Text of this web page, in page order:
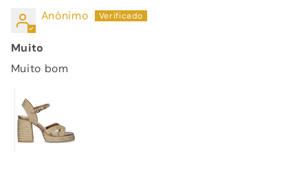
Anónimo
Muito
Muito bom